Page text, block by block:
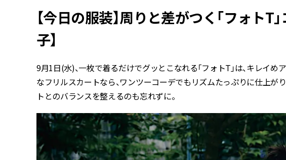
【今日の服装】周りと差がつく「フォトT
子】
9月1日(水)、一枚で着るだけでグッとこなれる「フォトT」は、キレイ
なフリルスカートなら、ワンツーコーデでもリズムたっぷりに仕上が
トとのバランスを整えるのも忘れずに。
BEAUTY
のお手入れ
かな肌を目
シィ]
BEAUTY